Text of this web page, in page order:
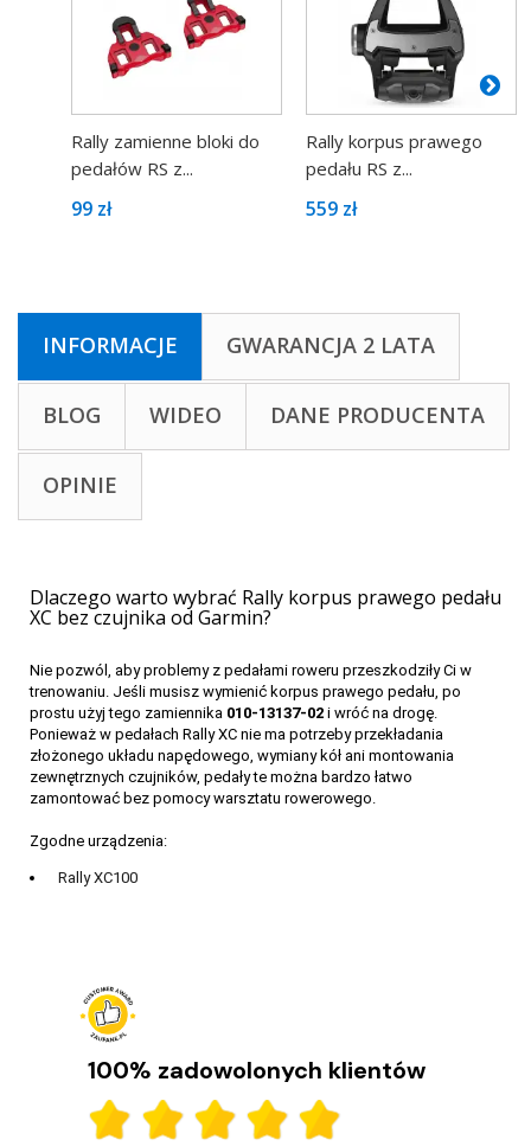
Rally zamienne bloki do
pedałów RS z...
99 zł
Rally korpus prawego
pedału RS z...
559 zł
INFORMACJE GWARANCJA 2 LATA
BLOG WIDEO DANE PRODUCENTA
OPINIE
Dlaczego warto wybrać Rally korpus prawego pedału
XC bez czujnika od Garmin?
Nie pozwól, aby problemy z pedałami roweru przeszkodziły Ci w
trenowaniu. Jeśli musisz wymienić korpus prawego pedału, po
prostu użyj tego zamiennika 010-13137-02 i wróć na drogę.
Ponieważ w pedałach Rally XC nie ma potrzeby przekładania
złożonego układu napędowego, wymiany kół ani montowania
zewnętrznych czujników, pedały te można bardzo łatwo
zamontować bez pomocy warsztatu rowerowego.
Zgodne urządzenia:
Rally XC100
110 i 210
Garmin Rally 110 i 210 to pedały z miernikiem mocy. Poznaj ich
najważniejsze funkcje, różnice i wybierz model dla siebie.
CZYTAJ DALEJ
100% zadowolonych klientów